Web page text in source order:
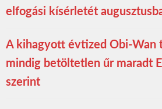
elfogási kísérletét
A kihagyott évtized Obi-Wan
mindig betöltetlen űr maradt
szerint